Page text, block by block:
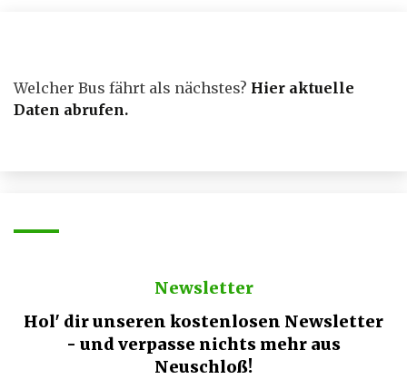
Welcher Bus fährt als nächstes? Hier aktuelle
Daten abrufen.
Newsletter
Hol' dir unseren kostenlosen Newsletter
- und verpasse nichts mehr aus
Neuschloß!